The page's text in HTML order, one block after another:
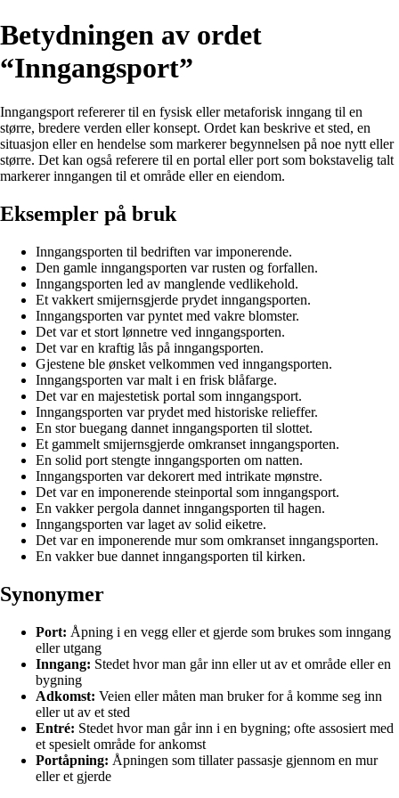
Betydningen av ordet
“Inngangsport”
Inngangsport refererer til en fysisk eller metaforisk inngang til en
større, bredere verden eller konsept. Ordet kan beskrive et sted, en
situasjon eller en hendelse som markerer begynnelsen på noe nytt eller
større. Det kan også referere til en portal eller port som bokstavelig talt
markerer inngangen til et område eller en eiendom.
Eksempler på bruk
Inngangsporten til bedriften var imponerende.
Den gamle inngangsporten var rusten og forfallen.
Inngangsporten led av manglende vedlikehold.
Et vakkert smijernsgjerde prydet inngangsporten.
Inngangsporten var pyntet med vakre blomster.
Det var et stort lønnetre ved inngangsporten.
Det var en kraftig lås på inngangsporten.
Gjestene ble ønsket velkommen ved inngangsporten.
Inngangsporten var malt i en frisk blåfarge.
Det var en majestetisk portal som inngangsport.
Inngangsporten var prydet med historiske relieffer.
En stor buegang dannet inngangsporten til slottet.
Et gammelt smijernsgjerde omkranset inngangsporten.
En solid port stengte inngangsporten om natten.
Inngangsporten var dekorert med intrikate mønstre.
Det var en imponerende steinportal som inngangsport.
En vakker pergola dannet inngangsporten til hagen.
Inngangsporten var laget av solid eiketre.
Det var en imponerende mur som omkranset inngangsporten.
En vakker bue dannet inngangsporten til kirken.
Synonymer
Port: Åpning i en vegg eller et gjerde som brukes som inngang
eller utgang
Inngang: Stedet hvor man går inn eller ut av et område eller en
bygning
Adkomst: Veien eller måten man bruker for å komme seg inn
eller ut av et sted
Entré: Stedet hvor man går inn i en bygning; ofte assosiert med
et spesielt område for ankomst
Portåpning: Åpningen som tillater passasje gjennom en mur
eller et gjerde